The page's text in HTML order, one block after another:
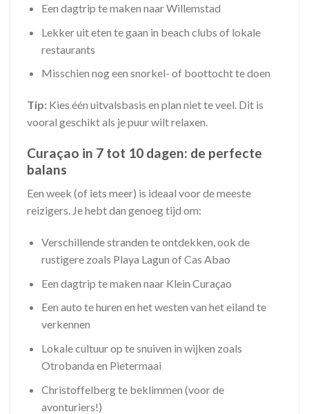
Een dagtrip te maken naar Willemstad
Lekker uit eten te gaan in beach clubs of lokale
restaurants
Misschien nog een snorkel- of boottocht te doen
Tip: Kies één uitvalsbasis en plan niet te veel. Dit is
vooral geschikt als je puur wilt relaxen.
Curaçao in 7 tot 10 dagen: de perfecte
balans
Een week (of iets meer) is ideaal voor de meeste
reizigers. Je hebt dan genoeg tijd om:
Verschillende stranden te ontdekken, ook de
rustigere zoals Playa Lagun of Cas Abao
Een dagtrip te maken naar Klein Curaçao
Een auto te huren en het westen van het eiland te
verkennen
Lokale cultuur op te snuiven in wijken zoals
Otrobanda en Pietermaai
Christoffelberg te beklimmen (voor de
avonturiers!)